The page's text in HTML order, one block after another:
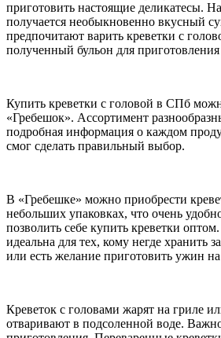
приготовить настоящие деликатесы.
получается необыкновенно вкусный
предпочитают варить креветки с
полученный бульон для
Купить креветки с головой в СПб
«Гребешок». Ассортимент
подробная информация о каждом
смог сделать правильный выбор.
В «Гребешке» можно приобрести
небольших упаковках, что очень
позволить себе купить креветки
идеальна для тех, кому негде хранить
или есть желание приготовить ужин
Креветок с головами жарят на гриле
отваривают в подсоленной воде.